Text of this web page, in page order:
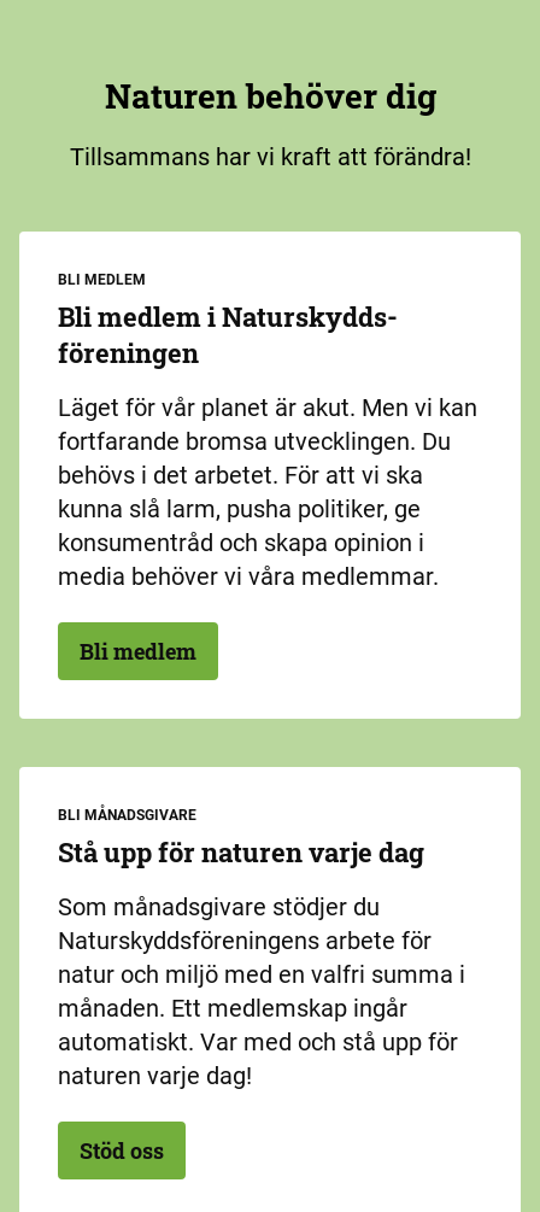
Naturen behöver dig
Tillsammans har vi kraft att förändra!
BLI MEDLEM
Bli medlem i Naturskydds­
föreningen
Läget för vår planet är akut. Men vi kan
fortfarande bromsa utvecklingen. Du
behövs i det arbetet. För att vi ska
kunna slå larm, pusha politiker, ge
konsumentråd och skapa opinion i
media behöver vi våra medlemmar.
Bli medlem
BLI MÅNADSGIVARE
Stå upp för naturen varje dag
Som månadsgivare stödjer du
Naturskyddsföreningens arbete för
natur och miljö med en valfri summa i
månaden. Ett medlemskap ingår
automatiskt. Var med och stå upp för
naturen varje dag!
Stöd oss